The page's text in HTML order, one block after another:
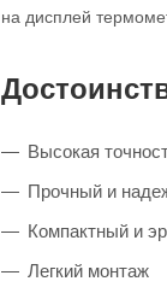
на дисплей
Высокая
Прочный и
Компактный и
Легкий монтаж